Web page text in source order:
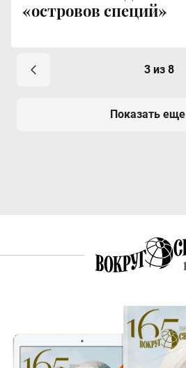
«островов специй»
3 из 8
Показать еще